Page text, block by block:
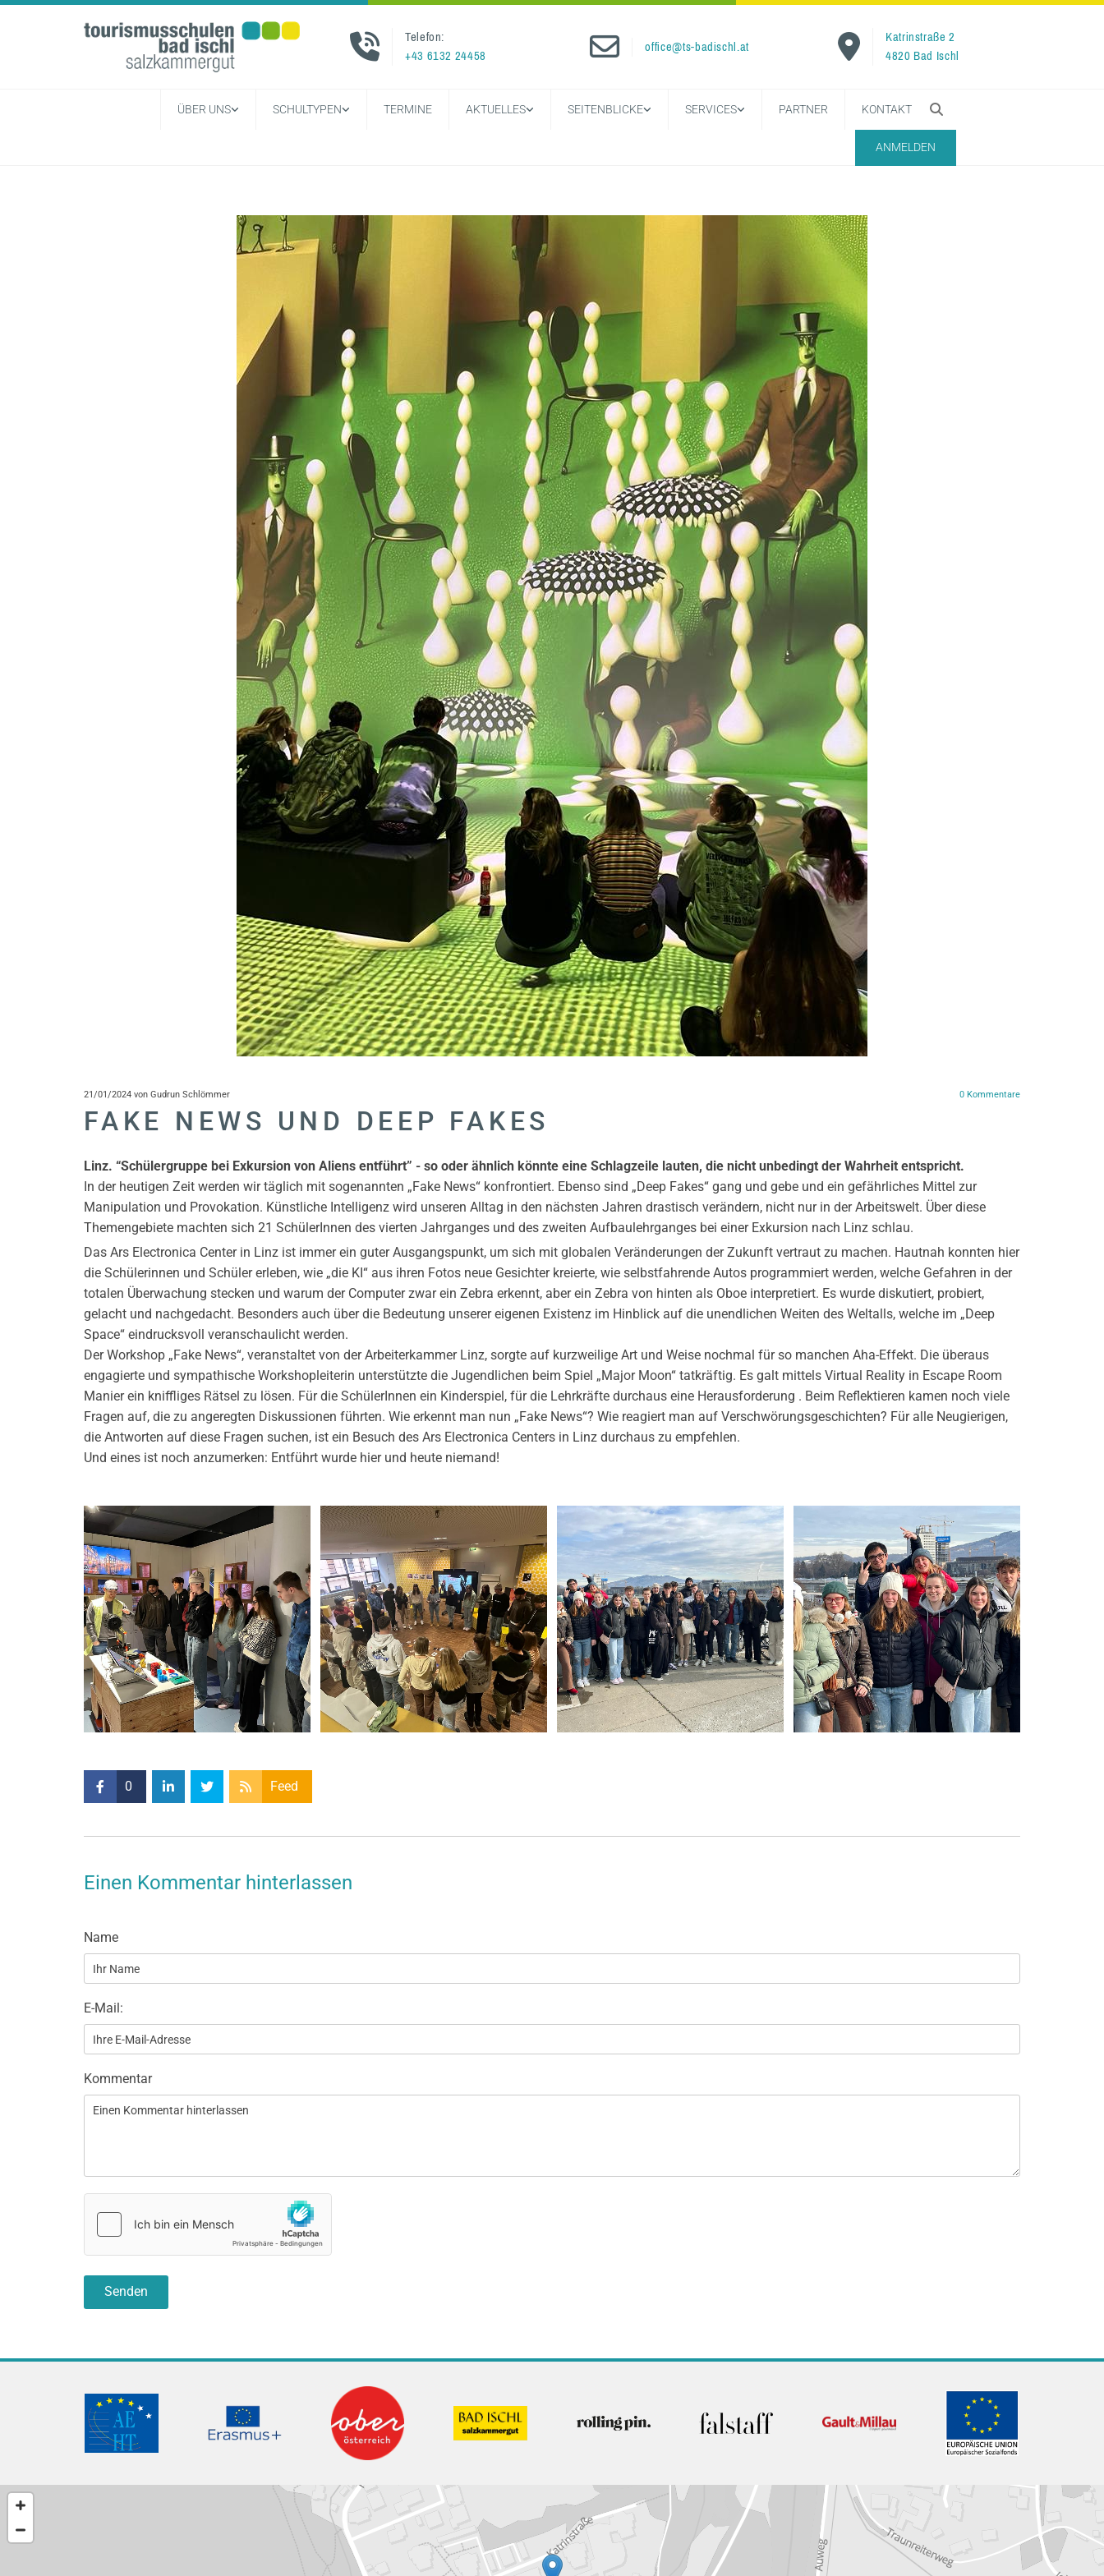

Telefon:
+43 6132 24458
 office@ts-badischl.at 
Katrinstraße 2
4820 Bad Ischl
ÜBER UNS SCHULTYPEN TERMINE AKTUELLES SEITENBLICKE SERVICES PARTNER KONTAKT
ANMELDEN
21/01/2024 von Gudrun Schlömmer 0 Kommentare
FAKE NEWS UND DEEP FAKES
Linz. “Schülergruppe bei Exkursion von Aliens entführt” - so oder ähnlich könnte eine Schlagzeile lauten, die nicht unbedingt der Wahrheit entspricht.
In der heutigen Zeit werden wir täglich mit sogenannten „Fake News“ konfrontiert. Ebenso sind „Deep Fakes“ gang und gebe und ein gefährliches Mittel zur
Manipulation und Provokation. Künstliche Intelligenz wird unseren Alltag in den nächsten Jahren drastisch verändern, nicht nur in der Arbeitswelt. Über diese
Themengebiete machten sich 21 SchülerInnen des vierten Jahrganges und des zweiten Aufbaulehrganges bei einer Exkursion nach Linz schlau.
Das Ars Electronica Center in Linz ist immer ein guter Ausgangspunkt, um sich mit globalen Veränderungen der Zukunft vertraut zu machen. Hautnah konnten hier
die Schülerinnen und Schüler erleben, wie „die KI“ aus ihren Fotos neue Gesichter kreierte, wie selbstfahrende Autos programmiert werden, welche Gefahren in der
totalen Überwachung stecken und warum der Computer zwar ein Zebra erkennt, aber ein Zebra von hinten als Oboe interpretiert. Es wurde diskutiert, probiert,
gelacht und nachgedacht. Besonders auch über die Bedeutung unserer eigenen Existenz im Hinblick auf die unendlichen Weiten des Weltalls, welche im „Deep
Space“ eindrucksvoll veranschaulicht werden.
Der Workshop „Fake News“, veranstaltet von der Arbeiterkammer Linz, sorgte auf kurzweilige Art und Weise nochmal für so manchen Aha-Effekt. Die überaus
engagierte und sympathische Workshopleiterin unterstützte die Jugendlichen beim Spiel „Major Moon“ tatkräftig. Es galt mittels Virtual Reality in Escape Room
Manier ein kniffliges Rätsel zu lösen. Für die SchülerInnen ein Kinderspiel, für die Lehrkräfte durchaus eine Herausforderung . Beim Reflektieren kamen noch viele
Fragen auf, die zu angeregten Diskussionen führten. Wie erkennt man nun „Fake News“? Wie reagiert man auf Verschwörungsgeschichten? Für alle Neugierigen,
die Antworten auf diese Fragen suchen, ist ein Besuch des Ars Electronica Centers in Linz durchaus zu empfehlen.
Und eines ist noch anzumerken: Entführt wurde hier und heute niemand!
0 Feed
Einen Kommentar hinterlassen
Name
E-Mail:
Kommentar